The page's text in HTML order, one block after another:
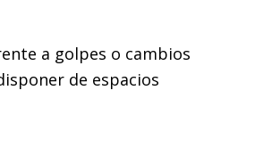
a golpes o cambios
de espacios